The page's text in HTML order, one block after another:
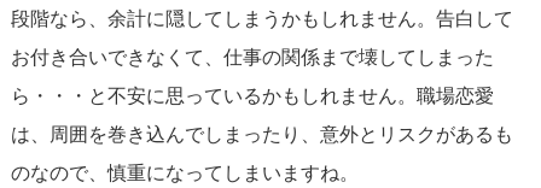
段階なら、余計に隠してしまうかもしれません。告白して
お付き合いできなくて、仕事の関係まで壊してしまった
ら・・・と不安に思っているかもしれません。職場恋愛
は、周囲を巻き込んでしまったり、意外とリスクがあるも
のなので、慎重になってしまいますね。